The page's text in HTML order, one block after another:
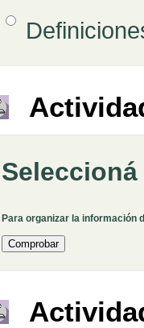
Opción 3
Para organizar la información